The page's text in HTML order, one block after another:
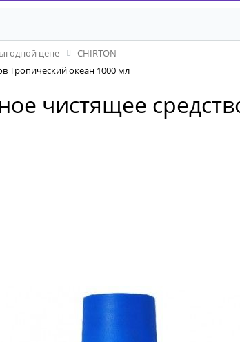
цене
CHIRTON
Тропический океан 1000 мл
чистящее